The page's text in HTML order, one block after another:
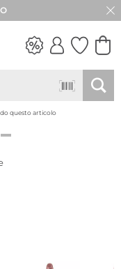
questo articolo